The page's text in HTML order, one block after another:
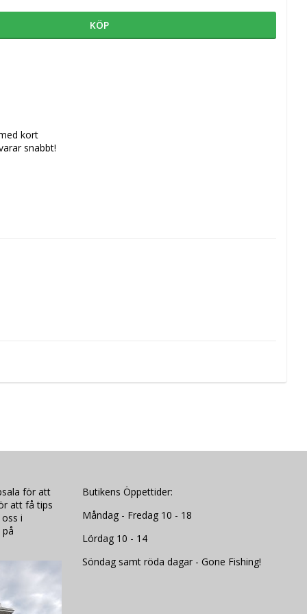
KÖP
kort
snabbt!
för att
att få tips
i
Butikens Öppettider:
Måndag - Fredag 10 - 18
Lördag 10 - 14
Söndag samt röda dagar - Gone Fishing!